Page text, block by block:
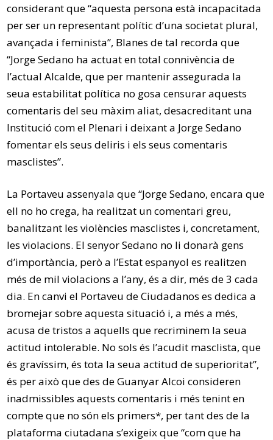
considerant que “aquesta persona està incapacitada
per ser un representant polític d’una societat plural,
avançada i feminista”, Blanes de tal recorda que
“Jorge Sedano ha actuat en total connivència de
l’actual Alcalde, que per mantenir assegurada la
seua estabilitat política no gosa censurar aquests
comentaris del seu màxim aliat, desacreditant una
Institució com el Plenari i deixant a Jorge Sedano
fomentar els seus deliris i els seus comentaris
masclistes”.
La Portaveu assenyala que “Jorge Sedano, encara que
ell no ho crega, ha realitzat un comentari greu,
banalitzant les violències masclistes i, concretament,
les violacions. El senyor Sedano no li donarà gens
d’importància, però a l’Estat espanyol es realitzen
més de mil violacions a l’any, és a dir, més de 3 cada
dia. En canvi el Portaveu de Ciudadanos es dedica a
bromejar sobre aquesta situació i, a més a més,
acusa de tristos a aquells que recriminem la seua
actitud intolerable. No sols és l’acudit masclista, que
és gravíssim, és tota la seua actitud de superioritat”,
és per això que des de Guanyar Alcoi consideren
inadmissibles aquests comentaris i més tenint en
compte que no són els primers*, per tant des de la
plataforma ciutadana s’exigeix que “com que ha